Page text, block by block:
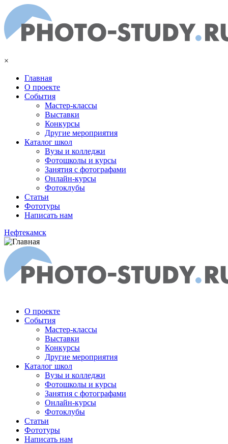
Перейти к основному содержанию
×
Главная
О проекте
События
Мастер-классы
Выставки
Конкурсы
Другие мероприятия
Каталог школ
Вузы и колледжи
Фотошколы и курсы
Занятия с фотографами
Онлайн-курсы
Фотоклубы
Статьи
Фототуры
Написать нам
Нефтекамск
О проекте
События
Мастер-классы
Выставки
Конкурсы
Другие мероприятия
Каталог школ
Вузы и колледжи
Фотошколы и курсы
Занятия с фотографами
Онлайн-курсы
Фотоклубы
Статьи
Фототуры
Написать нам